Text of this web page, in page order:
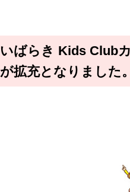
いばらき Kids Club
が拡充となりました。